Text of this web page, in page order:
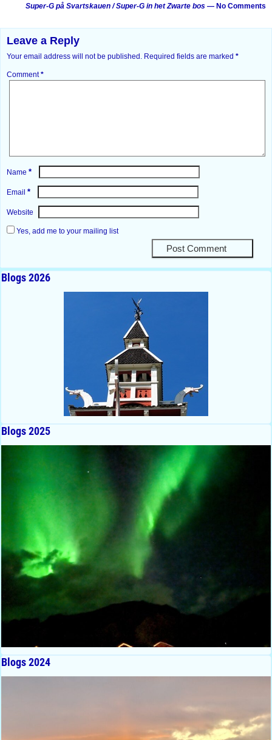
Super-G på Svartskauen / Super-G in het Zwarte bos — No Comments
Leave a Reply
Your email address will not be published. Required fields are marked *
Comment*
Name *
Email *
Website
Yes, add me to your mailing list
Blogs 2026
Blogs 2025
Blogs 2024